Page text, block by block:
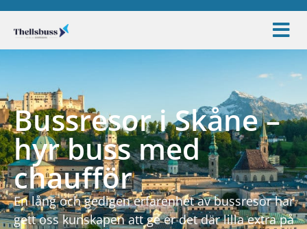
Bussresor i Skåne –
hyr buss med
chaufför
En lång och gedigen erfarenhet av bussresor har
gett oss kunskapen att ge er det där lilla extra på